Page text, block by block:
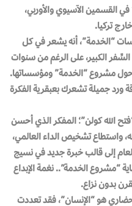
القسمين الآسيوي والأوربي،
تركيا.
“الخدمة”، أنه يشعر في كل
السِّفر الكبير، على الرغم من سنوات
حول مشروع “الخدمة” ومؤسساتها.
ورد جميلة تشعرك بعبقرية الفكرة
الله كولن”؛ المفكر الذي أحسن
واستطاع تشخيص الداء العالمي،
إلى قالب خبرة جديد في نسيج
“مشروع الخدمة”.. نغمة الإبداع
بدون نزاع.
هو “الإنسان”، فقد تعددت